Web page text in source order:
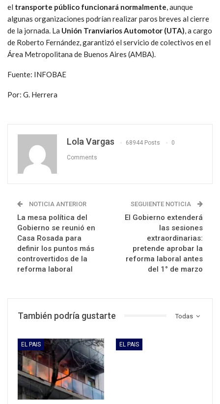
el transporte público funcionará normalmente, aunque
algunas organizaciones podrían realizar paros breves al cierre
de la jornada. La Unión Tranviarios Automotor (UTA), a cargo
de Roberto Fernández, garantizó el servicio de colectivos en el
Área Metropolitana de Buenos Aires (AMBA).
Fuente: INFOBAE
Por: G. Herrera
Lola Vargas 68944 Posts 0
Comments
NOTICIA ANTERIOR
La mesa política del
Gobierno se reunió en
Casa Rosada para
definir los puntos más
controvertidos de la
reforma laboral
SEGUIENTE NOTICIA
El Gobierno extenderá
las sesiones
extraordinarias:
pretende aprobar la
reforma laboral antes
del 1° de marzo
Todas
También podría gustarte
EL PAIS EL PAIS